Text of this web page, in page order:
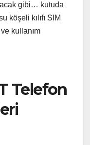
gibi… kutuda
köşeli kılıfı SIM
kullanım
Telefon